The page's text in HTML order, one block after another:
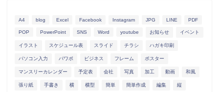
A4 blog Excel Facebook Instagram JPG LINE PDF
POP PowerPoint SNS Word youtube お知らせ イベント
イラスト スケジュール表 スライド チラシ ハガキ印刷
パソコン入力 パワポ ビジネス フレーム ポスター
マンスリーカレンダー 予定表 会社 写真 加工 動画 和風
張り紙 手書き 横 横型 簡単 簡単作成 編集 縦